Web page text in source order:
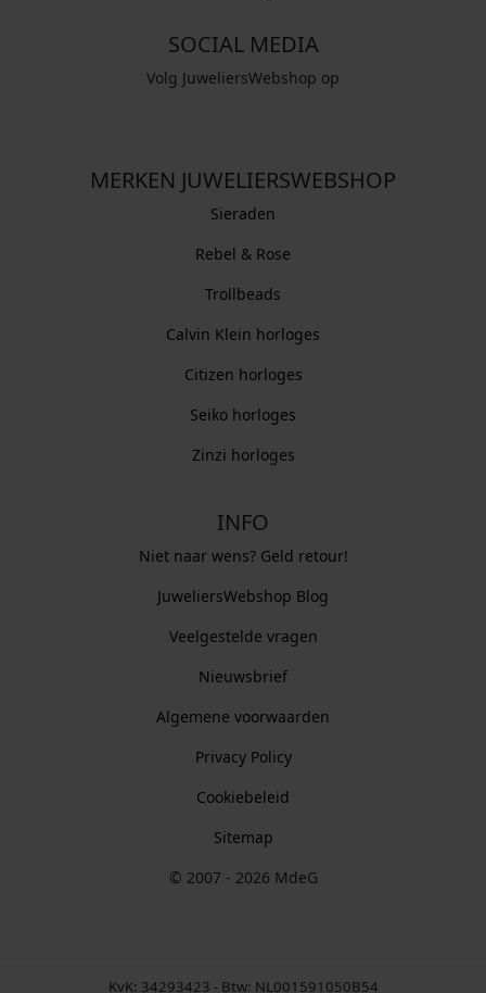
SOCIAL MEDIA
Volg JuweliersWebshop op
MERKEN JUWELIERSWEBSHOP
Sieraden
Rebel & Rose
Trollbeads
Calvin Klein horloges
Citizen horloges
Seiko horloges
Zinzi horloges
INFO
Niet naar wens? Geld retour!
JuweliersWebshop Blog
Veelgestelde vragen
Nieuwsbrief
Algemene voorwaarden
Privacy Policy
Cookiebeleid
Sitemap
© 2007 - 2026 MdeG
KvK: 34293423 - Btw: NL001591050B54